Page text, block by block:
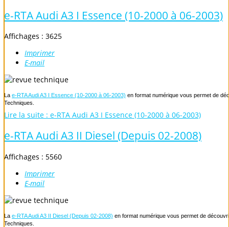
e-RTA Audi A3 I Essence (10-2000 à 06-2003)
Affichages : 3625
Imprimer
E-mail
La e-RTA Audi A3 I Essence (10-2000 à 06-2003) en format numérique vous permet de
Techniques.
Lire la suite : e-RTA Audi A3 I Essence (10-2000 à 06-2003)
e-RTA Audi A3 II Diesel (Depuis 02-2008)
Affichages : 5560
Imprimer
E-mail
La e-RTA Audi A3 II Diesel (Depuis 02-2008) en format numérique vous permet de
Techniques.